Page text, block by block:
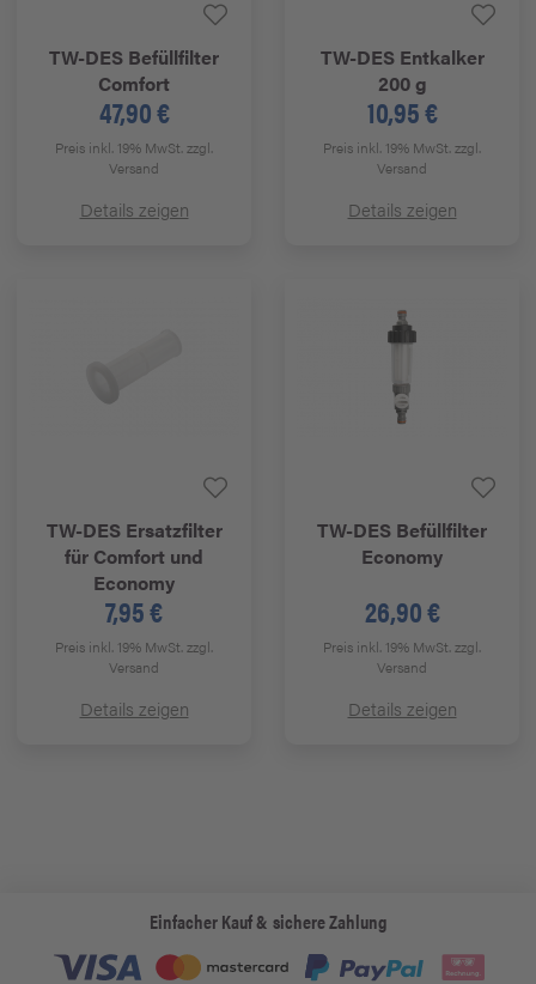
TW-DES Befüllfilter
Comfort
47,90 €
Preis inkl. 19% MwSt.zzgl.
Versand
Details zeigen
TW-DESEntkalker
200 g
10,95 €
Preis inkl. 19% MwSt.zzgl.
Versand
Details zeigen
TW-DESErsatzfilter
für Comfort und
Economy
7,95 €
Preis inkl. 19% MwSt.zzgl.
Versand
Details zeigen
TW-DES Befüllfilter
Economy
26,90 €
Preis inkl. 19% MwSt.zzgl.
Versand
Details zeigen
Einfacher Kauf & sichere Zahlung